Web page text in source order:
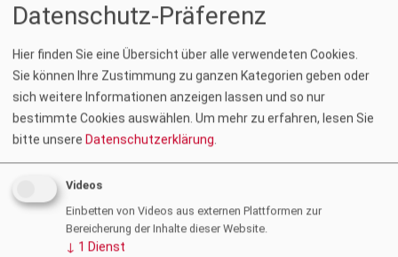
Datenschutz-Präferenz
Hier finden Sie eine Übersicht über alle verwendeten Cookies.
Sie können Ihre Zustimmung zu ganzen Kategorien geben oder
sich weitere Informationen anzeigen lassen und so nur
bestimmte Cookies auswählen. Um mehr zu erfahren, lesen Sie
bitte unsere Datenschutzerklärung
Videos
Einbetten von Videos aus externen Plattformen zur
Bereicherung der Inhalte dieser Website.
↓ 1 Dienst
Juli und August Sommerpause
29. Oktober 2026
26. November 2026
Graz:
Ort: Kammer der Ziviltechniker:innen, Schönaugasse 7/I, 8010
Anmeldung und weitere Informationen:
Daniela Mitteregger, T +43 (0)316 82 63 44 - 23, E
daniela.mitteregger@ztkammer.at